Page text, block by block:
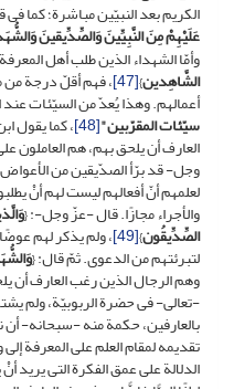
الکریم بعد النبیّین مباشرة؛ کما
عَلَیْهِمْ مِنَ النَّبِیِّینَ وَالصِّدِّیقینَ
وأمّا الشهداء الذین طلب أهل
الشَّاهِدین}
[47] ، فهم أقلّ درجة من
أعمالهم. وهذا یُعدّ من السیّئات
سیّئات المقرّبین"[48] ، کما یقول
العارف أن یلحق بهم، هم العاملون
وجل- قد برّأ الصدّیقین من
لعلمهم أنّ أفعالهم لیست لهم أنْ
والأجراء مجازًا. قال -عزّ وجل-: {
الصِّدِّیقُون}
[49] ، ولم یذکر لهم
لتبرئتهم من الدعوى. ثمّ قال: {
وهم الرجال الذین رغب العارف أن
-تعالى- فی حضرة الربوبیّة، ولم
بالعارفین، حکمة منه -سبحانه- أن
تقدیمه لمقام العلم على المعرفة
الدلالة على عمق الفکرة التی یرید